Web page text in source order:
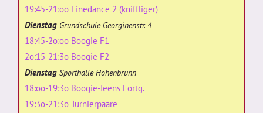
19:45-21:oo Linedance 2 (kniffliger)
Dienstag Grundschule Georginenstr. 4
18:45-2o:oo Boogie F1
2o:15-21:3o Boogie F2
Dienstag Sporthalle Hohenbrunn
18:oo-19:3o Boogie-Teens Fortg.
19:3o-21:3o Turnierpaare